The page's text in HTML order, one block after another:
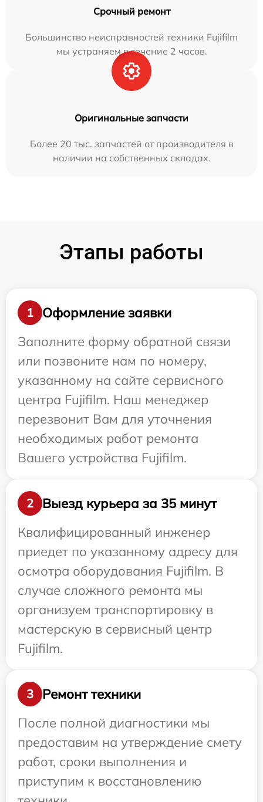
Срочный ремонт
Большинство неисправностей техники Fujifilm
мы устраняем в течение 2 часов.
Оригинальные запчасти
Более 20 тыс. запчастей от производителя в
наличии на собственных складах.
Этапы работы
1
Оформление заявки
Заполните форму обратной связи
или позвоните нам по номеру,
указанному на сайте сервисного
центра Fujifilm. Наш менеджер
перезвонит Вам для уточнения
необходимых работ ремонта
Вашего устройства Fujifilm.
2
Выезд курьера за 35 минут
Квалифицированный инженер
приедет по указанному адресу для
осмотра оборудования Fujifilm. В
случае сложного ремонта мы
организуем транспортировку в
мастерскую в сервисный центр
Fujifilm.
3
Ремонт техники
После полной диагностики мы
предоставим на утверждение смету
работ, сроки выполнения и
приступим к восстановлению